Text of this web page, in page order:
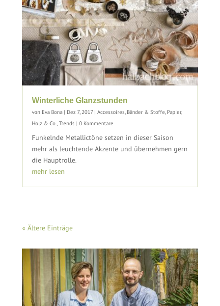
Winterliche Glanzstunden
von Eva Bona| Dez 7, 2017| Accessoires, Bänder & Stoffe, Papier,
Holz & Co.,Trends | 0 Kommentare
Funkelnde Metallictöne setzen in dieser Saison
mehr als leuchtende Akzente und übernehmen gern
die Hauptrolle.
mehr lesen
« Ältere Einträge